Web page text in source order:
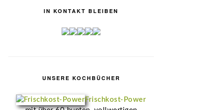
IN KONTAKT BLEIBEN
UNSERE KOCHBÜCHER
Frischkost-Power